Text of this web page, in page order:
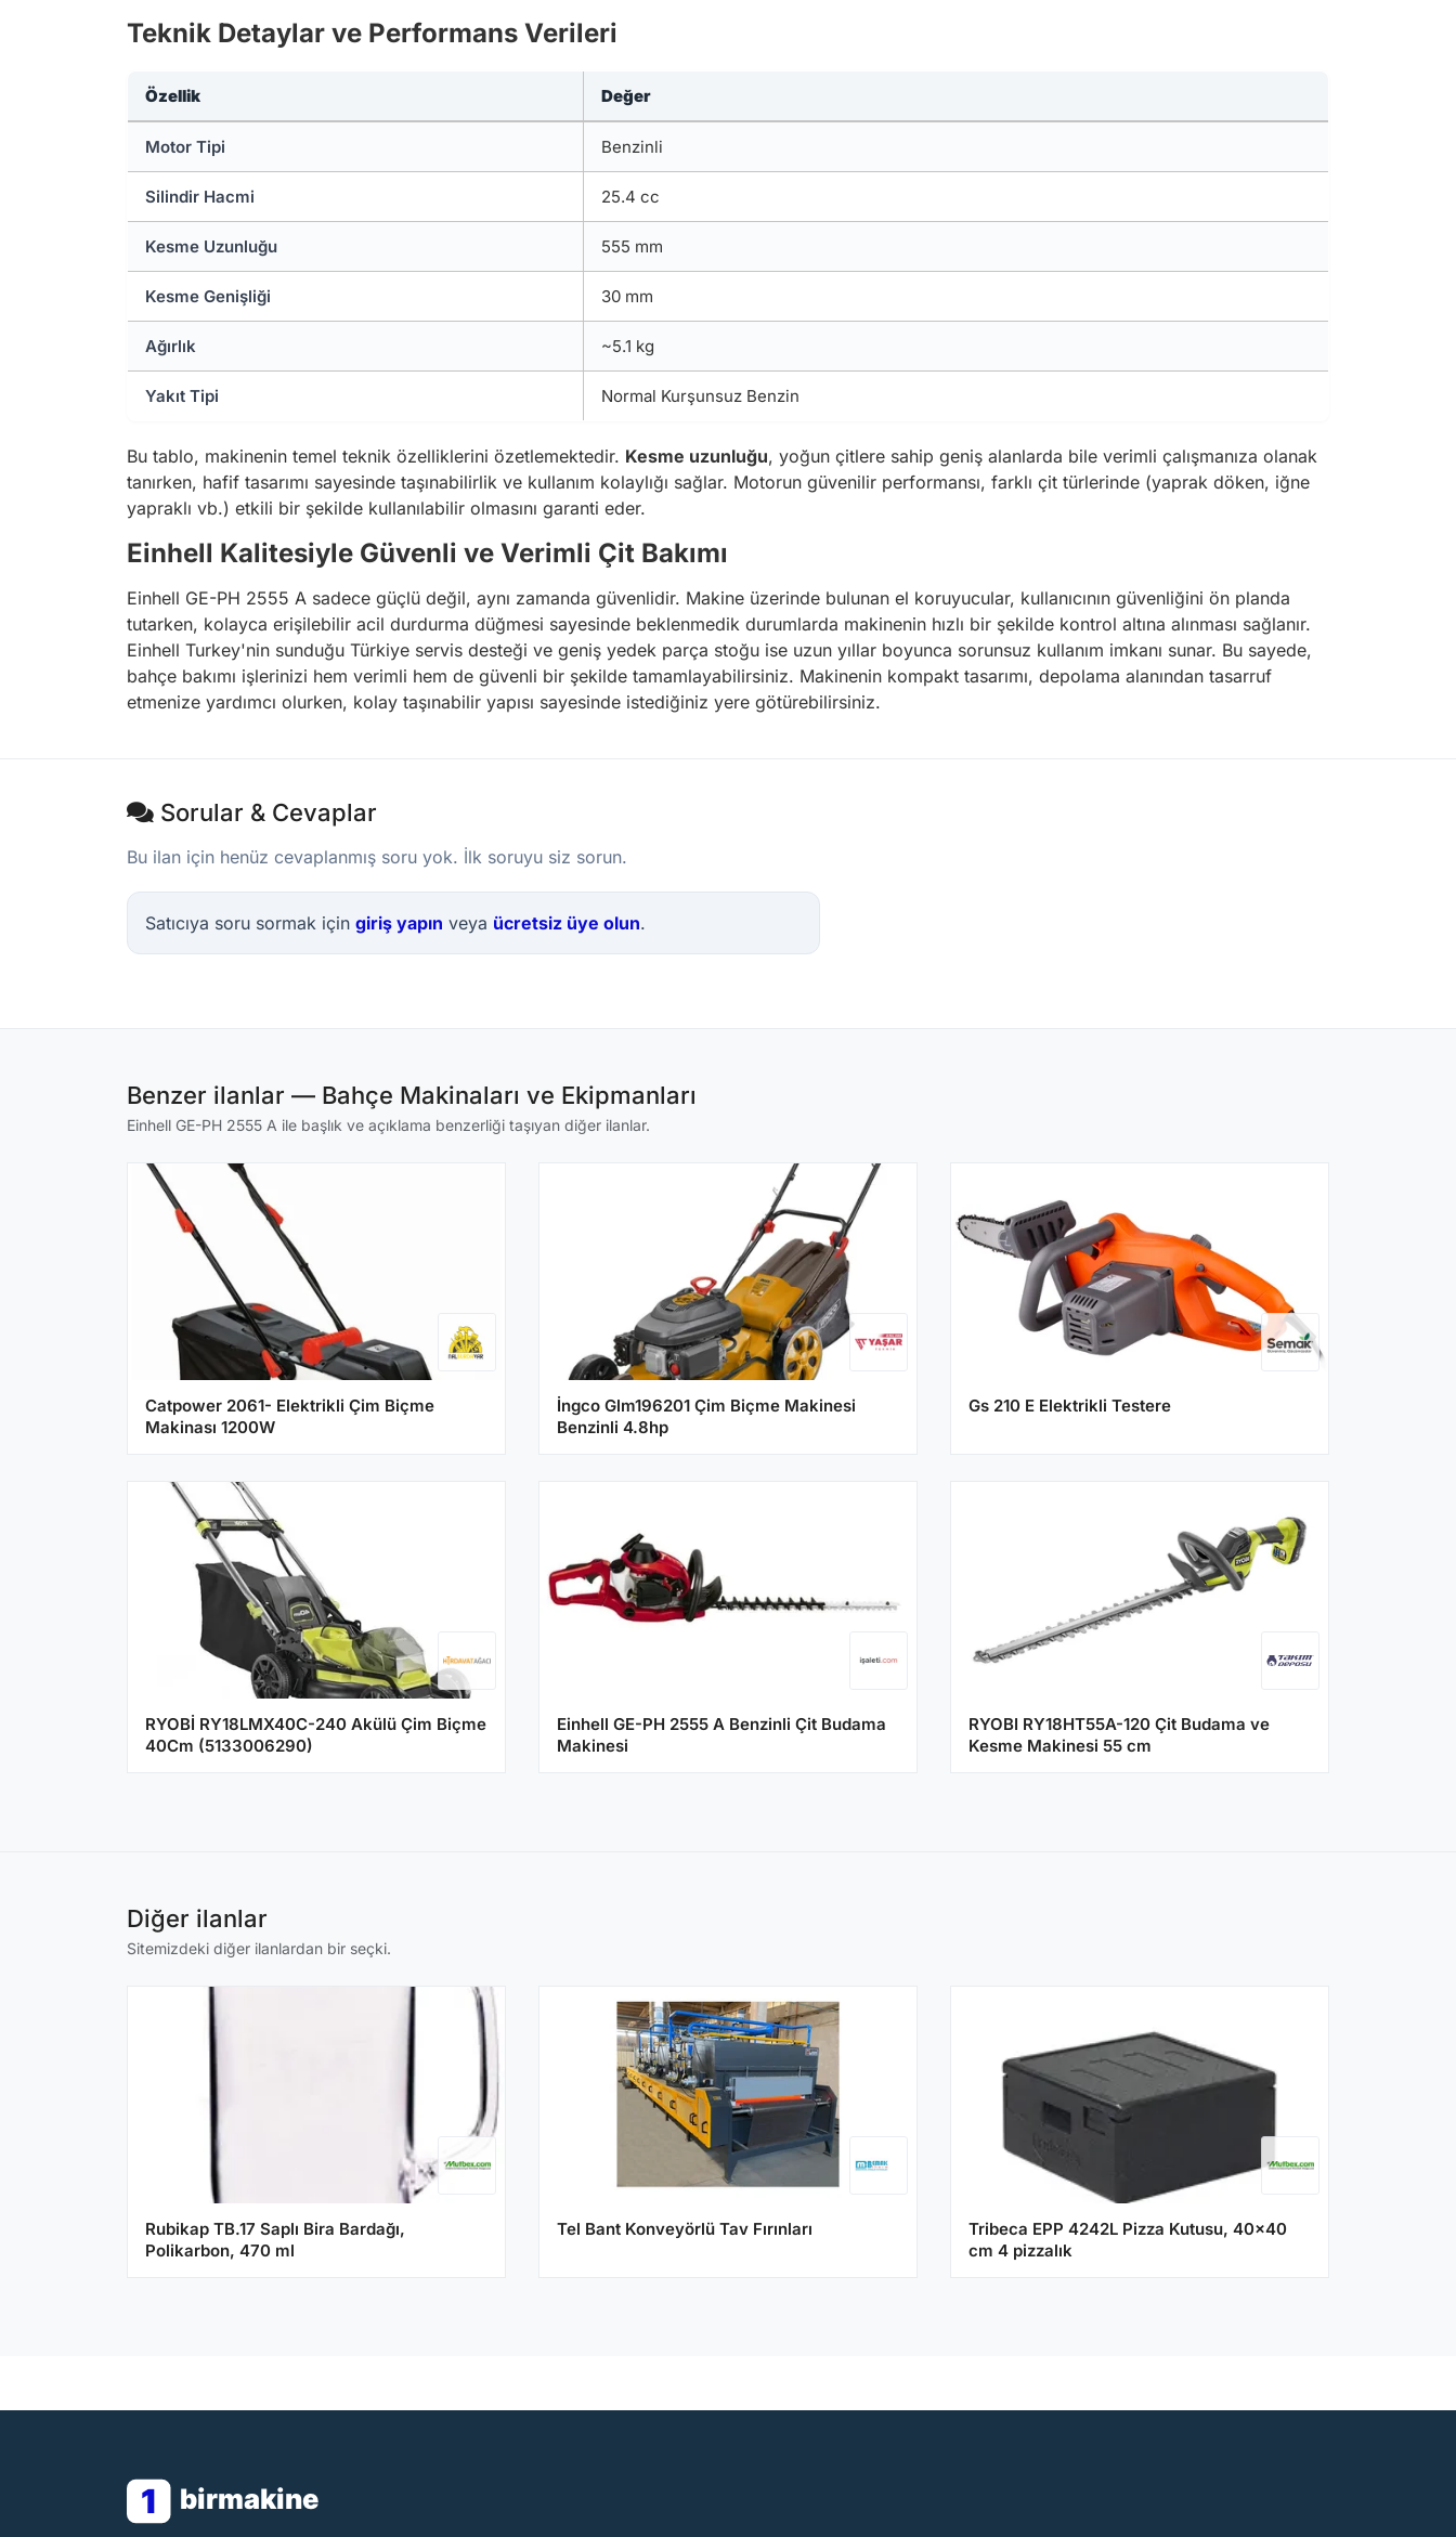
Teknik Detaylar ve Performans Verileri
Özellik Değer
Motor Tipi Benzinli
Silindir Hacmi 25.4 cc
Kesme Uzunluğu 555 mm
Kesme Genişliği 30 mm
Ağırlık ~5.1 kg
Yakıt Tipi Normal Kurşunsuz Benzin
Bu tablo, makinenin temel teknik özelliklerini özetlemektedir. Kesme uzunluğu, yoğun çitlere sahip geniş alanlarda bile verimli çalışmanıza olanak
tanırken, hafif tasarımı sayesinde taşınabilirlik ve kullanım kolaylığı sağlar. Motorun güvenilir performansı, farklı çit türlerinde (yaprak döken, iğne
yapraklı vb.) etkili bir şekilde kullanılabilir olmasını garanti eder.
Einhell Kalitesiyle Güvenli ve Verimli Çit Bakımı
Einhell GE-PH 2555 A sadece güçlü değil, aynı zamanda güvenlidir. Makine üzerinde bulunan el koruyucular, kullanıcının güvenliğini ön planda
tutarken, kolayca erişilebilir acil durdurma düğmesi sayesinde beklenmedik durumlarda makinenin hızlı bir şekilde kontrol altına alınması sağlanır.
Einhell Turkey'nin sunduğu Türkiye servis desteği ve geniş yedek parça stoğu ise uzun yıllar boyunca sorunsuz kullanım imkanı sunar. Bu sayede,
bahçe bakımı işlerinizi hem verimli hem de güvenli bir şekilde tamamlayabilirsiniz. Makinenin kompakt tasarımı, depolama alanından tasarruf
etmenize yardımcı olurken, kolay taşınabilir yapısı sayesinde istediğiniz yere götürebilirsiniz.
Sorular & Cevaplar
Bu ilan için henüz cevaplanmış soru yok. İlk soruyu siz sorun.
Satıcıya soru sormak için giriş yapın veya ücretsiz üye olun.
Benzer ilanlar — Bahçe Makinaları ve Ekipmanları
Einhell GE-PH 2555 A ile başlık ve açıklama benzerliği taşıyan diğer ilanlar.
Catpower 2061- Elektrikli Çim Biçme
Makinası 1200W
İngco Glm196201 Çim Biçme Makinesi
Benzinli 4.8hp
Gs 210 E Elektrikli Testere
RYOBİ RY18LMX40C-240 Akülü Çim Biçme
40Cm (5133006290)
Einhell GE-PH 2555 A Benzinli Çit Budama
Makinesi
RYOBI RY18HT55A-120 Çit Budama ve
Kesme Makinesi 55 cm
Diğer ilanlar
Sitemizdeki diğer ilanlardan bir seçki.
Rubikap TB.17 Saplı Bira Bardağı,
Polikarbon, 470 ml
Tel Bant Konveyörlü Tav Fırınları
Tribeca EPP 4242L Pizza Kutusu, 40x40
cm 4 pizzalık
1 birmakine